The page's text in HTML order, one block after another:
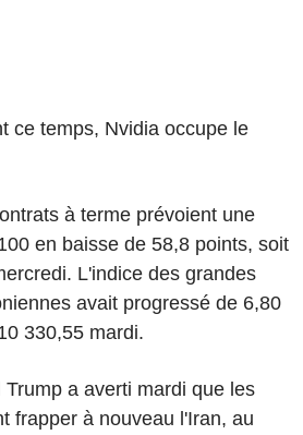
ce temps, Nvidia occupe le
à terme prévoient une
en baisse de 58,8 points, soit
L'indice des grandes
avait progressé de 6,80
330,55 mardi.
a averti mardi que les
frapper à nouveau l'Iran, au